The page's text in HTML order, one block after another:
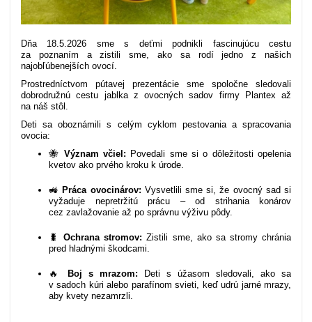
Dňa 18.5.2026 sme s deťmi podnikli fascinujúcu cestu
za poznaním a zistili sme, ako sa rodí jedno z našich
najobľúbenejších ovocí.
Prostredníctvom pútavej prezentácie sme spoločne sledovali
dobrodružnú cestu jablka z ovocných sadov firmy Plantex až
na náš stôl.
Deti sa oboznámili s celým cyklom pestovania a spracovania
ovocia:
🐝 Význam včiel: Povedali sme si o dôležitosti opelenia
kvetov ako prvého kroku k úrode.
🚜 Práca ovocinárov: Vysvetlili sme si, že ovocný sad si
vyžaduje nepretržitú prácu – od strihania konárov
cez zavlažovanie až po správnu výživu pôdy.
🐛Ochrana stromov: Zistili sme, ako sa stromy chránia
pred hladnými škodcami.
🔥 Boj s mrazom: Deti s úžasom sledovali, ako sa
v sadoch kúri alebo parafínom svieti, keď udrú jarné mrazy,
aby kvety nezamrzli.